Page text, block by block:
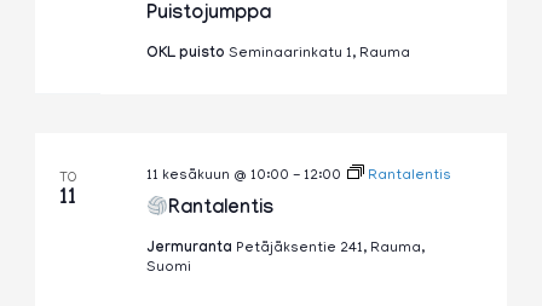
Puistojumppa
OKL puisto Seminaarinkatu 1, Rauma
TO
11 Rantalentis
11 kesäkuun @ 10:00 - 12:00 Rantalentis
Jermuranta Petäjäksentie 241, Rauma,
Suomi